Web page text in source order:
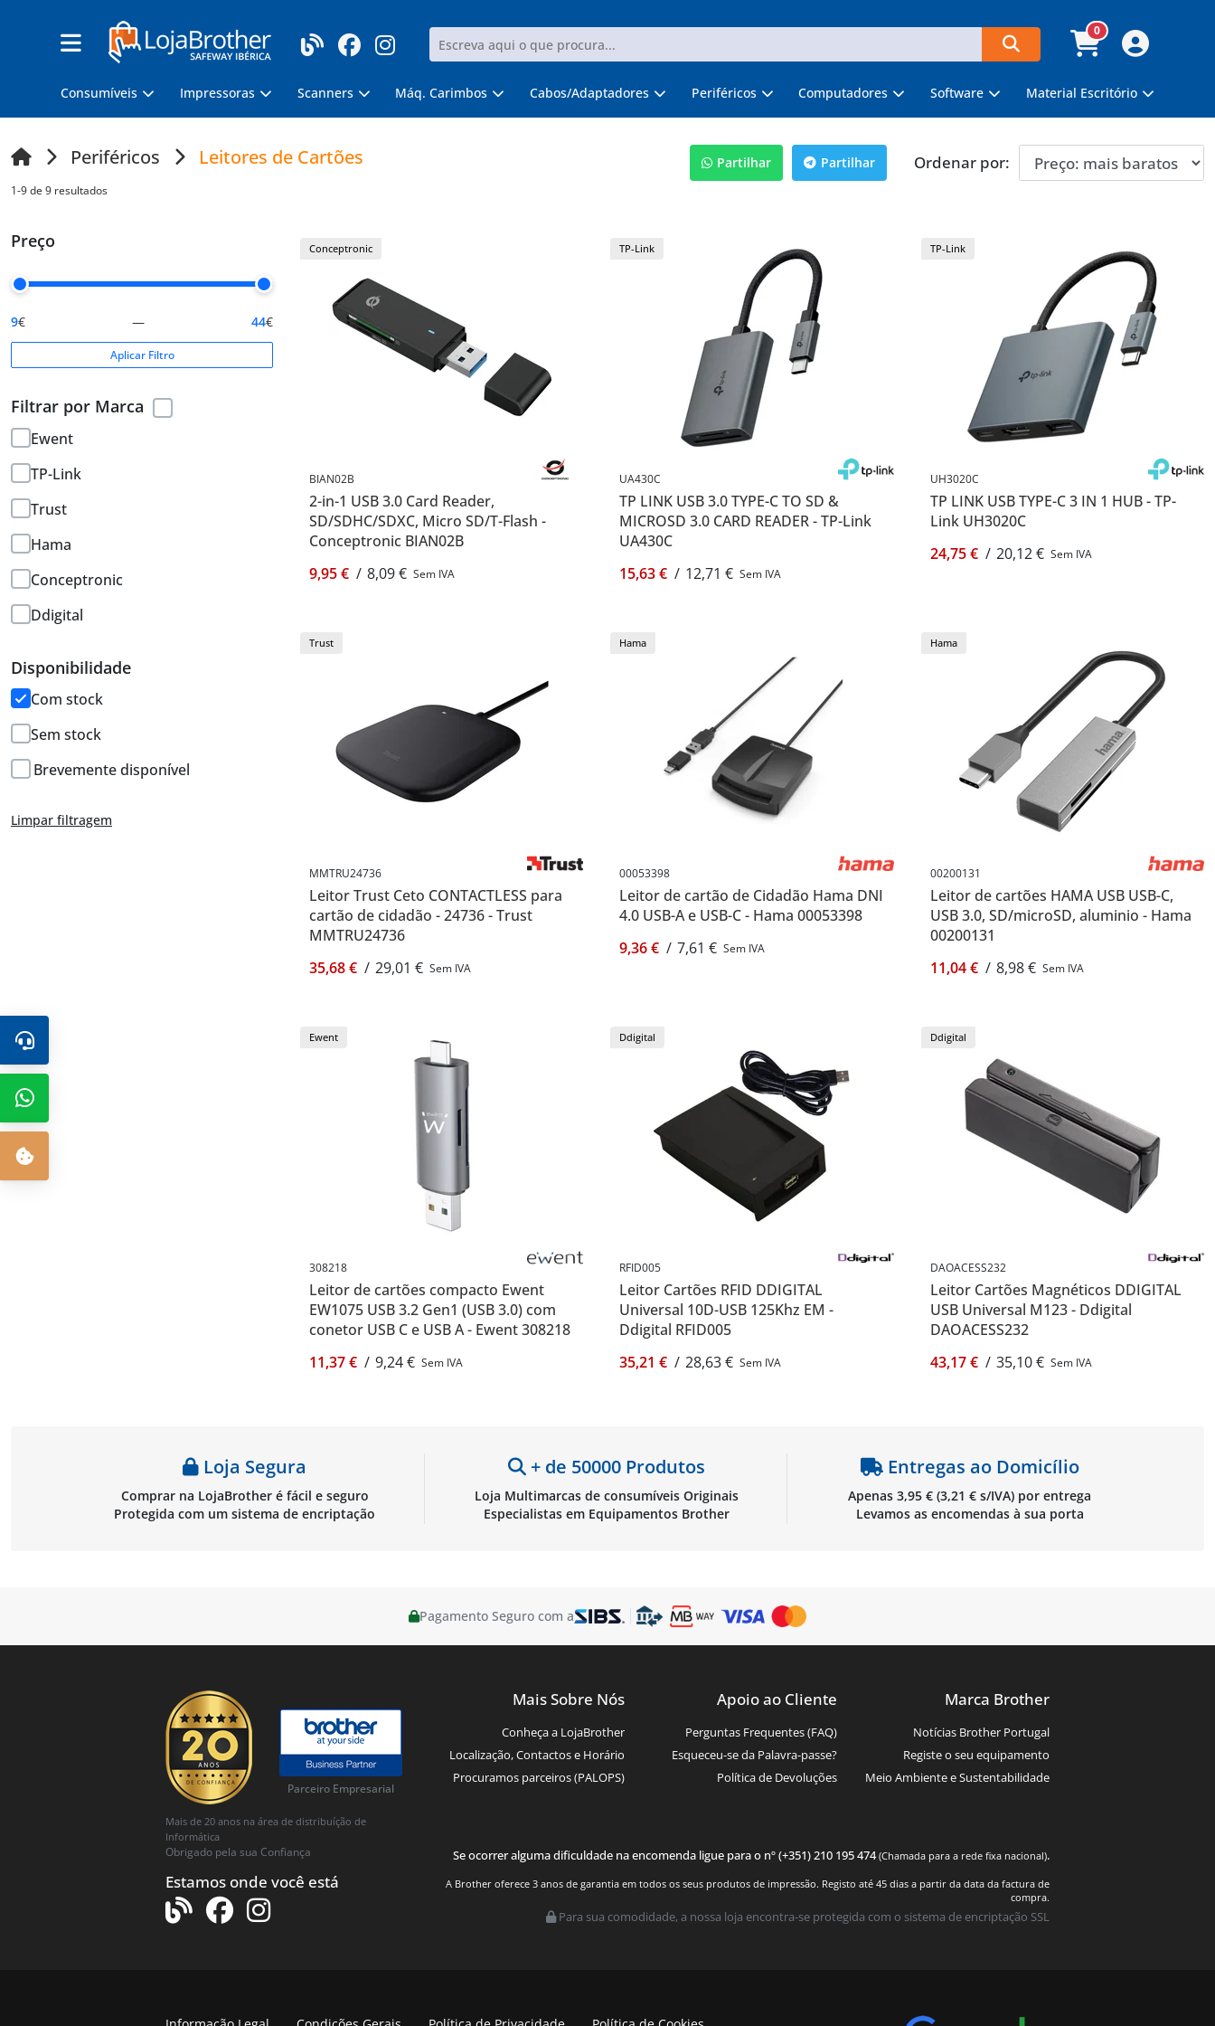
0
Consumíveis Impressoras Scanners Máq. Carimbos Cabos/Adaptadores Periféricos Computadores Software Material Escritório
Periféricos Leitores de Cartões
1-9 de 9 resultados
Partilhar Partilhar Ordenar por:
Preço
9€ — 44€
Aplicar Filtro
Filtrar por Marca
Ewent
TP-Link
Trust
Hama
Conceptronic
Ddigital
Disponibilidade
Com stock
Sem stock
Brevemente disponível
Limpar filtragem
Conceptronic
BIAN02B
2-in-1 USB 3.0 Card Reader,
SD/SDHC/SDXC, Micro SD/T-Flash -
Conceptronic BIAN02B
9,95 € / 8,09 € Sem IVA
TP-Link
UA430C
TP LINK USB 3.0 TYPE-C TO SD &
MICROSD 3.0 CARD READER - TP-Link
UA430C
15,63 € / 12,71 € Sem IVA
TP-Link
UH3020C
TP LINK USB TYPE-C 3 IN 1 HUB - TP-
Link UH3020C
24,75 € / 20,12 € Sem IVA
Trust
MMTRU24736
Leitor Trust Ceto CONTACTLESS para
cartão de cidadão - 24736 - Trust
MMTRU24736
35,68 € / 29,01 € Sem IVA
Hama
00053398
Leitor de cartão de Cidadão Hama DNI
4.0 USB-A e USB-C - Hama 00053398
9,36 € / 7,61 € Sem IVA
Hama
00200131
Leitor de cartões HAMA USB USB-C,
USB 3.0, SD/microSD, aluminio - Hama
00200131
11,04 € / 8,98 € Sem IVA
Ewent
308218
Leitor de cartões compacto Ewent
EW1075 USB 3.2 Gen1 (USB 3.0) com
conetor USB C e USB A - Ewent 308218
11,37 € / 9,24 € Sem IVA
Ddigital
RFID005
Leitor Cartões RFID DDIGITAL
Universal 10D-USB 125Khz EM -
Ddigital RFID005
35,21 € / 28,63 € Sem IVA
Ddigital
DAOACESS232
Leitor Cartões Magnéticos DDIGITAL
USB Universal M123 - Ddigital
DAOACESS232
43,17 € / 35,10 € Sem IVA
Loja Segura
Comprar na LojaBrother é fácil e seguro
Protegida com um sistema de encriptação
+ de 50000 Produtos
Loja Multimarcas de consumíveis Originais
Especialistas em Equipamentos Brother
Entregas ao Domicílio
Apenas 3,95 € (3,21 € s/IVA) por entrega
Levamos as encomendas à sua porta
Pagamento Seguro com a
Parceiro Empresarial
Mais de 20 anos na área de distribuíção de
Informática
Obrigado pela sua Confiança
Estamos onde você está
Mais Sobre Nós
Conheça a LojaBrother
Localização, Contactos e Horário
Procuramos parceiros (PALOPS)
Apoio ao Cliente
Perguntas Frequentes (FAQ)
Esqueceu-se da Palavra-passe?
Política de Devoluções
Marca Brother
Notícias Brother Portugal
Registe o seu equipamento
Meio Ambiente e Sustentabilidade
Se ocorrer alguma dificuldade na encomenda ligue para o nº (+351) 210 195 474(Chamada para a rede fixa nacional).
A Brother oferece 3 anos de garantia em todos os seus produtos de impressão. Registo até 45 dias a partir da data da factura de
compra.
Para sua comodidade, a nossa loja encontra-se protegida com o sistema de encriptação SSL